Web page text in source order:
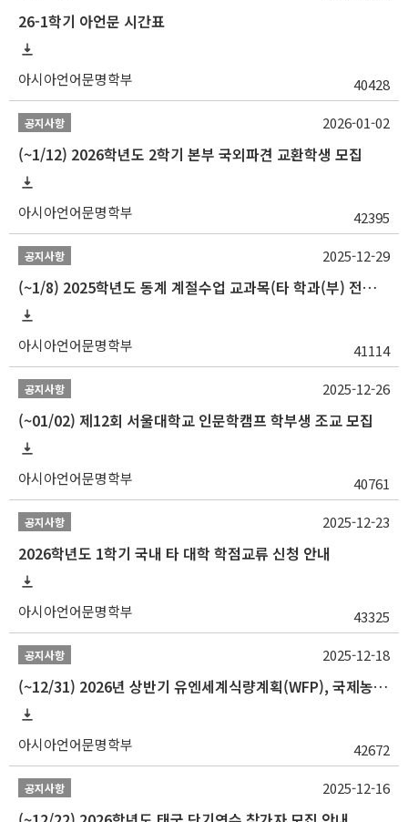
26-1학기 아언문 시간표
아시아언어문명학부 40428
공지사항
(~1/12) 2026학년도 2학기 본부 국외파견 교환학생 모집
아시아언어문명학부 42395
2026-01-02
공지사항
(~1/8) 2025학년도 동계 계절수업 교과목(타 학과(부) 전공 및 교양) 성적평가방법 선택제 신청 안내
아시아언어문명학부 41114
2025-12-29
공지사항
(~01/02) 제12회 서울대학교 인문학캠프 학부생 조교 모집
아시아언어문명학부 40761
2025-12-26
공지사항
2026학년도 1학기 국내 타 대학 학점교류 신청 안내
아시아언어문명학부 43325
2025-12-23
공지사항
(~12/31) 2026년 상반기 유엔세계식량계획(WFP), 국제농업개발기금(IFAD) 및 유엔아동기금(UNICEF) 인턴십 프로그램 참가자 모집
아시아언어문명학부 42672
2025-12-18
공지사항 2025-12-16